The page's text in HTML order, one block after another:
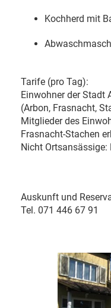
Kochherd mit
Tarife (pro Tag):
Einwohner der Stadt
(Arbon, Frasnacht,
Mitglieder des
Frasnacht-Stachen
Nicht Ortsansässige:
Auskunft und
Tel. 071 446 67 91